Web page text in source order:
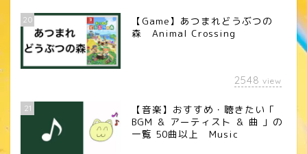
20
【Game】あつまれどうぶつの
森 Animal Crossing
2548 view
21
【音楽】おすすめ・聴きたい「
BGM ＆ アーティスト ＆ 曲 」の
一覧 50曲以上 Music